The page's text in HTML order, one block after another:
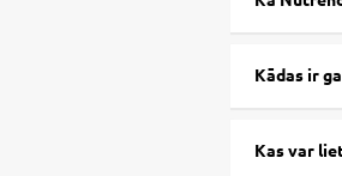
hidrohlorīds
Kādas ir
Kas var